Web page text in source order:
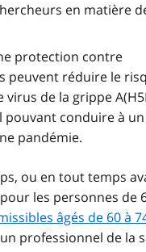
en matière
protection contre
peuvent réduire le
de la grippe
pouvant conduire à
pandémie.
ou en tout temps
les personnes de
âgés de 60 à
professionnel de la